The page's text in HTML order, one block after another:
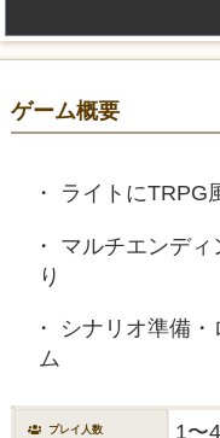
ゲーム概要
ライトにTRPG
マルチエンデ
り
シナリオ準備
ム
プレイ人数 1〜